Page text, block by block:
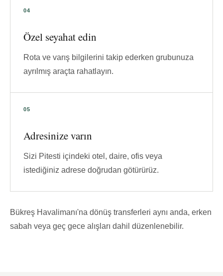
Özel seyahat edin
Rota ve varış bilgilerini takip ederken grubunuza
ayrılmış araçta rahatlayın.
Adresinize varın
Sizi Pitesti içindeki otel, daire, ofis veya
istediğiniz adrese doğrudan götürürüz.
Bükreş Havalimanı'na dönüş transferleri aynı anda, erken
sabah veya geç gece alışları dahil düzenlenebilir.